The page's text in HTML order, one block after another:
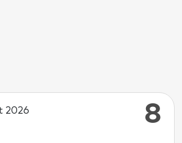
2026 8